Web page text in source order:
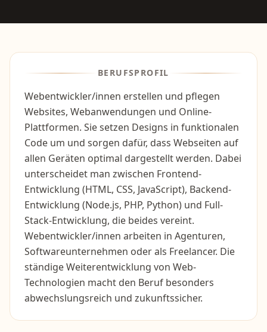
BERUFSPROFIL
Webentwickler/innen erstellen und pflegen
Websites, Webanwendungen und Online-
Plattformen. Sie setzen Designs in funktionalen
Code um und sorgen dafür, dass Webseiten auf
allen Geräten optimal dargestellt werden. Dabei
unterscheidet man zwischen Frontend-
Entwicklung (HTML, CSS, JavaScript), Backend-
Entwicklung (Node.js, PHP, Python) und Full-
Stack-Entwicklung, die beides vereint.
Webentwickler/innen arbeiten in Agenturen,
Softwareunternehmen oder als Freelancer. Die
ständige Weiterentwicklung von Web-
Technologien macht den Beruf besonders
abwechslungsreich und zukunftssicher.